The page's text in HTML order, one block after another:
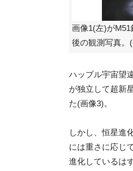
画像1(左)が
後の観測写真。
ハッブル宇宙望
が独立して超新
た(画像3)。
しかし、恒星進
には重さに応じ
進化しているは